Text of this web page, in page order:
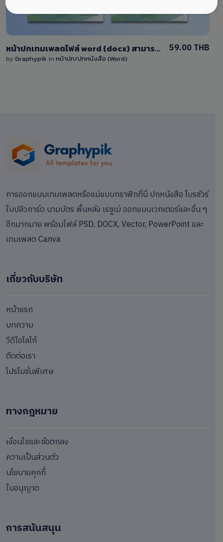
หน้าปกเทมเพลตไฟล์ word (docx) สามารถแก้ไขได้ โทนสีเขียว
by Graphypik in หน้าปก/ปกหนังสือ (Word)
59.00 THB
การออกแบบเทมเพลตหรือแม่แบบกราฟิกที่นี่ ปกหนังสือ โบรชัวร์
ใบปลิวการ์ด นามบัตร พื้นหลัง เรซูเม่ ออกแบบเวกเตอร์และอื่น ๆ
อีกมากมาย พร้อมไฟล์ PSD, DOCX, Vector, PowerPoint และ
เทมเพลต Canva
เกี่ยวกับบริษัท
หน้าแรก
บทความ
วีดีโอโลโก้
ติดต่อเรา
โปรโมชั่นพิเศษ
ทางกฎหมาย
เงื่อนไขและข้อตกลง
ความเป็นส่วนตัว
นโยบายคุกกี้
ใบอนุญาต
การสนันสนุน